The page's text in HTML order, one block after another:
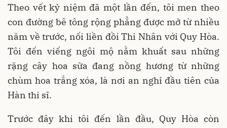
Theo vết kỷ niệm đã một lần đến, tôi men theo
con đường bê tông rộng phẳng được mở từ nhiều
năm về trước, nối liền đồi Thi Nhân với Quy Hòa.
Tôi đến viếng ngôi mộ nằm khuất sau những
rặng cây hoa sữa đang nồng hương từ những
chùm hoa trắng xóa, là nơi an nghỉ đầu tiên của
Hàn thi sĩ.
Trước đây khi tôi đến lần đầu, Quy Hòa còn